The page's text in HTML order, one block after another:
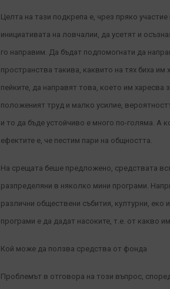
Целта на тази подкрепа е, чрез пряко
инициативата на ловчалии, да усетят и
го направим. Да бъдат подпомогнати да
пространства такива, каквито на тях биха им
пейките, да направят това, което им харесва
положеният труд и малко усилие,
и то да бъде устойчиво е много по-голяма. А
ефектите е, че пестим пари на общността.
На срещата беше предложено, средствата
разпределяни в няколко мини програми.
различни обществени събития, културни, еко
програми е да дадат насоките, т.е. от какво
Кой може да ползва средства от фонда
Проблемът в отговора на този въпрос,